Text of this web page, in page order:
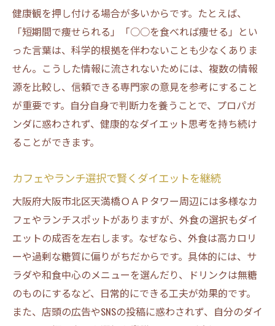
健康観を押し付ける場合が多いからです。たとえば、
「短期間で痩せられる」「○○を食べれば痩せる」とい
った言葉は、科学的根拠を伴わないことも少なくありま
せん。こうした情報に流されないためには、複数の情報
源を比較し、信頼できる専門家の意見を参考にすること
が重要です。自分自身で判断力を養うことで、プロパガ
ンダに惑わされず、健康的なダイエット思考を持ち続け
ることができます。
カフェやランチ選択で賢くダイエットを継続
大阪府大阪市北区天満橋ＯＡＰタワー周辺には多様なカ
フェやランチスポットがありますが、外食の選択もダイ
エットの成否を左右します。なぜなら、外食は高カロリ
ーや過剰な糖質に偏りがちだからです。具体的には、サ
ラダや和食中心のメニューを選んだり、ドリンクは無糖
のものにするなど、日常的にできる工夫が効果的です。
また、店頭の広告やSNSの投稿に惑わされず、自分のダイ